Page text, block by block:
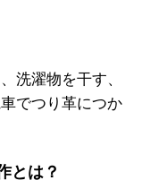
洗濯物を干す、
でつり革につか
とは？